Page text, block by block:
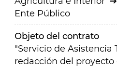
Ente Público
Objeto del contrato
"Servicio de Asistencia
redacción del proyecto